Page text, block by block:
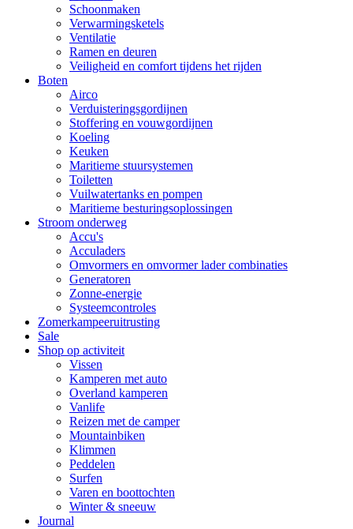
Schoonmaken
Verwarmingsketels
Ventilatie
Ramen en deuren
Veiligheid en comfort tijdens het rijden
Boten
Airco
Verduisteringsgordijnen
Stoffering en vouwgordijnen
Koeling
Keuken
Maritieme stuursystemen
Toiletten
Vuilwatertanks en pompen
Maritieme besturingsoplossingen
Stroom onderweg
Accu's
Acculaders
Omvormers en omvormer lader combinaties
Generatoren
Zonne-energie
Systeemcontroles
Zomerkampeeruitrusting
Sale
Shop op activiteit
Vissen
Kamperen met auto
Overland kamperen
Vanlife
Reizen met de camper
Mountainbiken
Klimmen
Peddelen
Surfen
Varen en boottochten
Winter & sneeuw
Journal